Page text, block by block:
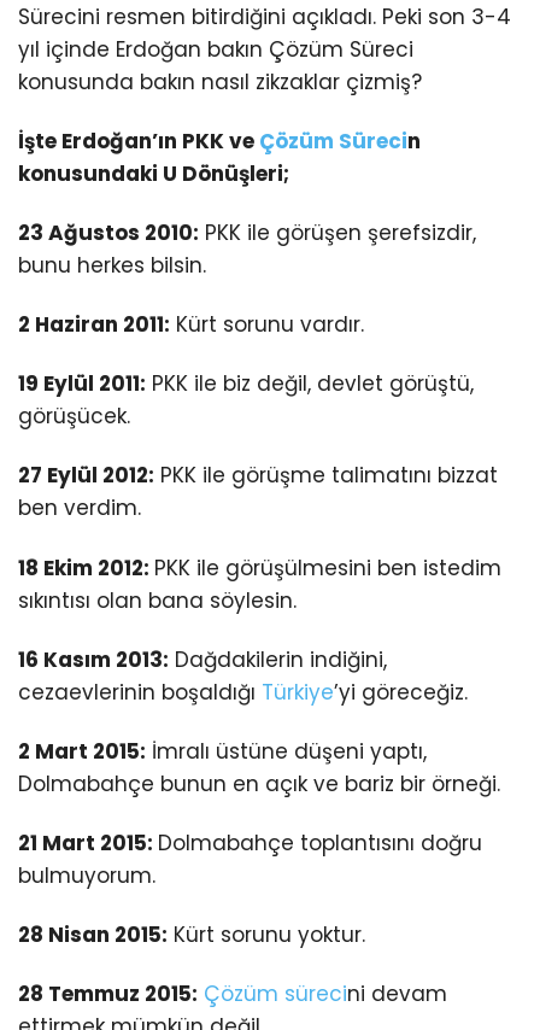
Sürecini resmen bitirdiğini açıkladı. Peki son 3-4
yıl içinde Erdoğan bakın Çözüm Süreci
konusunda bakın nasıl zikzaklar çizmiş?
İşte Erdoğan’ın PKK ve Çözüm Sürecin
konusundaki U Dönüşleri;
23 Ağustos 2010: PKK ile görüşen şerefsizdir,
bunu herkes bilsin.
2 Haziran 2011: Kürt sorunu vardır.
19 Eylül 2011: PKK ile biz değil, devlet görüştü,
görüşücek.
27 Eylül 2012: PKK ile görüşme talimatını bizzat
ben verdim.
18 Ekim 2012: PKK ile görüşülmesini ben istedim
sıkıntısı olan bana söylesin.
16 Kasım 2013: Dağdakilerin indiğini,
cezaevlerinin boşaldığı Türkiye’yi göreceğiz.
2 Mart 2015: İmralı üstüne düşeni yaptı,
Dolmabahçe bunun en açık ve bariz bir örneği.
21 Mart 2015: Dolmabahçe toplantısını doğru
bulmuyorum.
28 Nisan 2015: Kürt sorunu yoktur.
28 Temmuz 2015: Çözüm sürecini devam